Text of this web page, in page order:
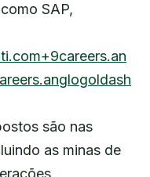
SAP,
são nas
as minas de